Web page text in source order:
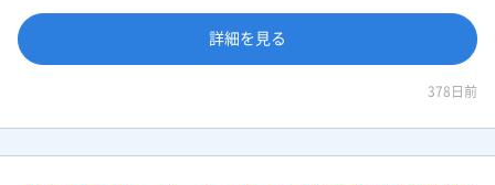
詳細を見る
378日前